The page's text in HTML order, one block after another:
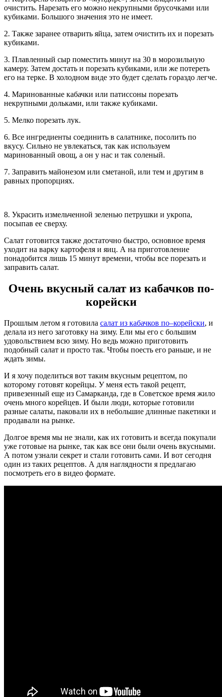
очистить. Нарезать его можно некрупными брусочками или
кубиками. Большого значения это не имеет.
2. Также заранее отварить яйца, затем очистить их и порезать
кубиками.
3. Плавленный сыр поместить минут на 30 в морозильную
камеру. Затем достать и порезать кубиками, или же потереть
его на терке. В холодном виде это будет сделать гораздо легче.
4. Маринованные кабачки или патиссоны порезать
некрупными дольками, или также кубиками.
5. Мелко порезать лук.
6. Все ингредиенты соединить в салатнике, посолить по
вкусу. Сильно не увлекаться, так как используем
маринованный овощ, а он у нас и так соленый.
7. Заправить майонезом или сметаной, или тем и другим в
равных пропорциях.
8. Украсить измельченной зеленью петрушки и укропа,
посыпав ее сверху.
Салат готовится также достаточно быстро, основное время
уходит на варку картофеля и яиц. А на приготовление
понадобится лишь 15 минут времени, чтобы все порезать и
заправить салат.
Очень вкусный салат из кабачков по-
корейски
Прошлым летом я готовила салат из кабачков по–корейски, и
делала из него заготовку на зиму. Ели мы его с большим
удовольствием всю зиму. Но ведь можно приготовить
подобный салат и просто так. Чтобы поесть его раньше, и не
ждать зимы.
И я хочу поделиться вот таким вкусным рецептом, по
которому готовят корейцы. У меня есть такой рецепт,
привезенный еще из Самарканда, где в Советское время жило
очень много корейцев. И были люди, которые готовили
разные салаты, паковали их в небольшие длинные пакетики и
продавали на рынке.
Долгое время мы не знали, как их готовить и всегда покупали
уже готовые на рынке, так как все они были очень вкусными.
А потом узнали секрет и стали готовить сами. И вот сегодня
один из таких рецептов. А для наглядности я предлагаю
посмотреть его в видео формате.